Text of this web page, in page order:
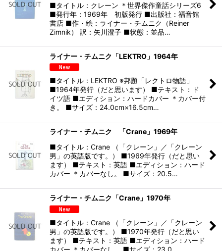
■タイトル：クレーン ＊世界傑作童話シリーズ6
■発行年：1969年 初版発行 ■出版社：福音館
書店 ■作・絵：ライナー・チムニク（Reiner
Zimnik） 訳：矢川澄子 ■状態：並品…
ライナー・チムニク「LEKTRO」1964年
■タイトル：LEKTRO ※邦題「レクトロ物語」
■1964年発行（だと思います） ■テキスト：ド
イツ語 ■エディション：ハードカバー ＊カバー付
き。 ■サイズ：24.0cm×16.5cm…
ライナー・チムニク 「Crane」1969年
■タイトル：Crane （「クレーン」／「クレーン
男」の英語版です。） ■1969年発行（だと思い
ます） ■テキスト：英語 ■エディション：ハード
カバー ＊カバーなし。 ■サイズ：20.5…
ライナー・チムニク「Crane」1970年
■タイトル：Crane （「クレーン」／「クレーン
男」の英語版です。） ■1970年発行（だと思い
ます） ■テキスト：英語 ■エディション：ハード
カバー ＊カバーなし。 ■サイズ：23.0…